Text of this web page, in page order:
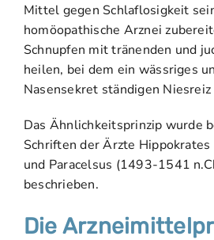
Mittel gegen Schlaflosigkeit
homöopathische Arznei
Schnupfen mit tränenden und
heilen, bei dem ein wässriges
Nasensekret ständigen
Das Ähnlichkeitsprinzip wurde
Schriften der Ärzte
und Paracelsus (1493-1541
beschrieben.
Die